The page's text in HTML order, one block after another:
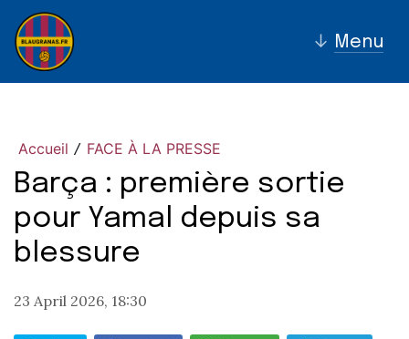
↓ Menu
Accueil / FACE À LA PRESSE
Barça : première sortie
pour Yamal depuis sa
blessure
23 April 2026, 18:30